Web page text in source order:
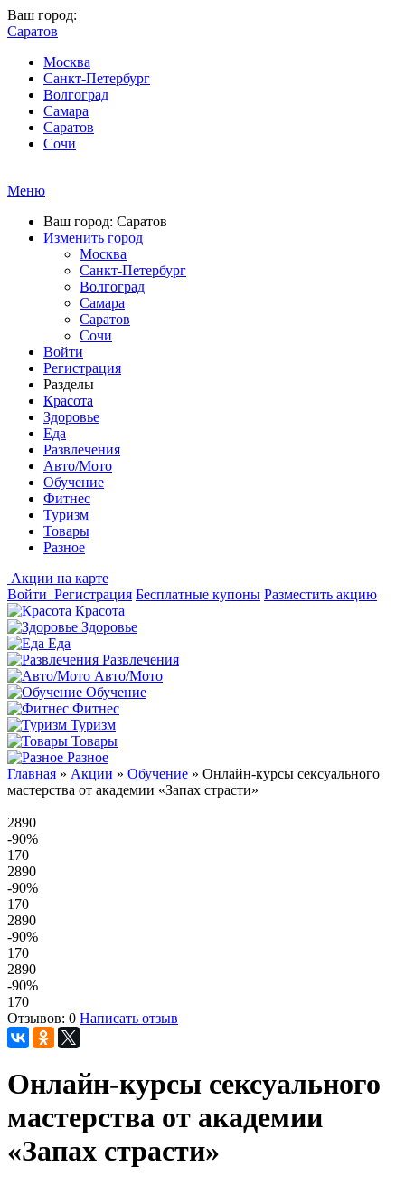
Ваш город:
Саратов
Москва
Санкт-Петербург
Волгоград
Самара
Саратов
Сочи
Меню
Ваш город: Саратов
Изменить город
Москва
Санкт-Петербург
Волгоград
Самара
Саратов
Сочи
Войти
Регистрация
Разделы
Красота
Здоровье
Еда
Развлечения
Авто/Мото
Обучение
Фитнес
Туризм
Товары
Разное
Акции на карте
Войти Регистрация Бесплатные купоны Разместить акцию
Красота
Здоровье
Еда
Развлечения
Авто/Мото
Обучение
Фитнес
Туризм
Товары
Разное
Главная » Акции » Обучение » Онлайн-курсы сексуального
мастерства от академии «Запах страсти»
2890
-90%
170
2890
-90%
170
2890
-90%
170
2890
-90%
170
Отзывов: 0 Написать отзыв
Онлайн-курсы сексуального
мастерства от академии
«Запах страсти»